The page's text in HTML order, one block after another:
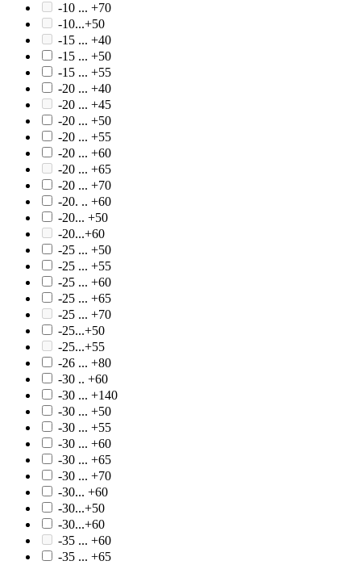
-10 ... +70
-10...+50
-15 ... +40
-15 ... +50
-15 ... +55
-20 ... +40
-20 ... +45
-20 ... +50
-20 ... +55
-20 ... +60
-20 ... +65
-20 ... +70
-20. .. +60
-20... +50
-20...+60
-25 ... +50
-25 ... +55
-25 ... +60
-25 ... +65
-25 ... +70
-25...+50
-25...+55
-26 ... +80
-30 .. +60
-30 ... +140
-30 ... +50
-30 ... +55
-30 ... +60
-30 ... +65
-30 ... +70
-30... +60
-30...+50
-30...+60
-35 ... +60
-35 ... +65